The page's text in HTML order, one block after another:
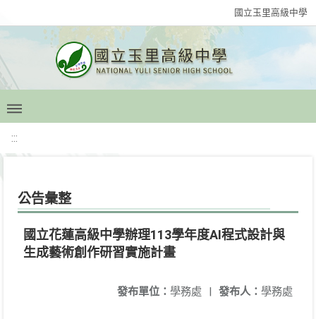
國立玉里高級中學
:::
公告彙整
國立花蓮高級中學辦理113學年度AI程式設計與
生成藝術創作研習實施計畫
發布人： 學務處
發布單位： 學務處 |